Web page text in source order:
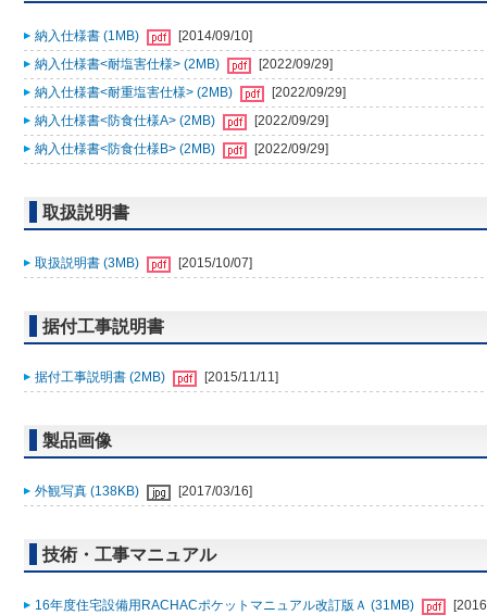
納入仕様書 (1MB)
[2014/09/10]
納入仕様書<耐塩害仕様> (2MB)
[2022/09/29]
納入仕様書<耐重塩害仕様> (2MB)
[2022/09/29]
納入仕様書<防食仕様A> (2MB)
[2022/09/29]
納入仕様書<防食仕様B> (2MB)
[2022/09/29]
取扱説明書
取扱説明書 (3MB) [2015/10/07]
据付工事説明書
据付工事説明書 (2MB) [2015/11/11]
製品画像
外観写真 (138KB) [2017/03/16]
技術・工事マニュアル
16年度住宅設備用RACHACポケットマニュアル改訂版Ａ (31MB)